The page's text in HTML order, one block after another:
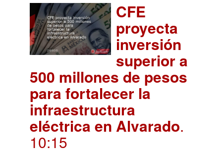
CFE
proyecta
inversión
superior a
500 millones de pesos
para fortalecer la
infraestructura
eléctrica en Alvarado.
10:15